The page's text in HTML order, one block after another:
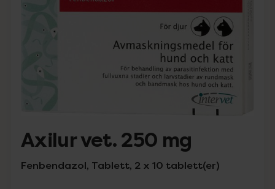
Axilur vet. 250 mg
Fenbendazol, Tablett, 2 x 10 tablett(er)